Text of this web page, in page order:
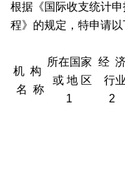
根据《国际收支统计
程》的规定，特申请
机 构
名 称
所在国家
或 地 区
1
经
行业
2